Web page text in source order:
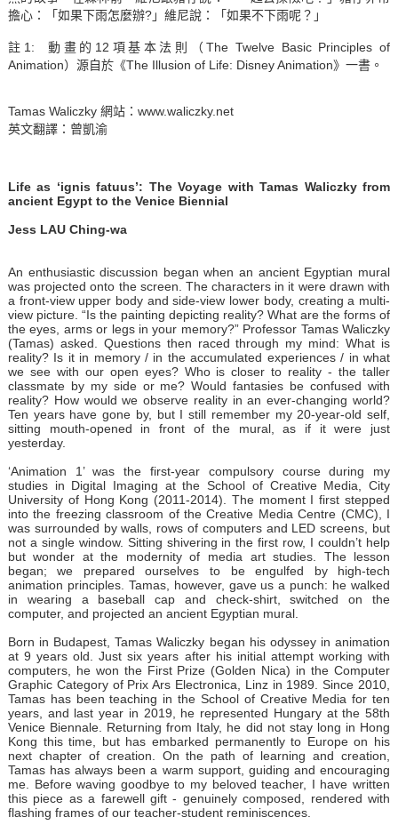
擔心：「如果下雨怎麼辦?」維尼說：「如果不下雨呢？」
註1: 動畫的12項基本法則（The Twelve Basic Principles of
Animation）源自於《The Illusion of Life: Disney Animation》一書。
Tamas Waliczky 網站： www.waliczky.net
英文翻譯：曾凱渝
Life as ‘ignis fatuus’: The Voyage with Tamas Waliczky from
ancient Egypt to the Venice Biennial
Jess LAU Ching-wa
An enthusiastic discussion began when an ancient Egyptian mural
was projected onto the screen. The characters in it were drawn with
a front-view upper body and side-view lower body, creating a multi-
view picture. “Is the painting depicting reality? What are the forms of
the eyes, arms or legs in your memory?” Professor Tamas Waliczky
(Tamas) asked. Questions then raced through my mind: What is
reality? Is it in memory / in the accumulated experiences / in what
we see with our open eyes? Who is closer to reality - the taller
classmate by my side or me? Would fantasies be confused with
reality? How would we observe reality in an ever-changing world?
Ten years have gone by, but I still remember my 20-year-old self,
sitting mouth-opened in front of the mural, as if it were just
yesterday.
‘Animation 1’ was the first-year compulsory course during my
studies in Digital Imaging at the School of Creative Media, City
University of Hong Kong (2011-2014). The moment I first stepped
into the freezing classroom of the Creative Media Centre (CMC), I
was surrounded by walls, rows of computers and LED screens, but
not a single window. Sitting shivering in the first row, I couldn’t help
but wonder at the modernity of media art studies. The lesson
began; we prepared ourselves to be engulfed by high-tech
animation principles. Tamas, however, gave us a punch: he walked
in wearing a baseball cap and check-shirt, switched on the
computer, and projected an ancient Egyptian mural.
Born in Budapest, Tamas Waliczky began his odyssey in animation
at 9 years old. Just six years after his initial attempt working with
computers, he won the First Prize (Golden Nica) in the Computer
Graphic Category of Prix Ars Electronica, Linz in 1989. Since 2010,
Tamas has been teaching in the School of Creative Media for ten
years, and last year in 2019, he represented Hungary at the 58th
Venice Biennale. Returning from Italy, he did not stay long in Hong
Kong this time, but has embarked permanently to Europe on his
next chapter of creation. On the path of learning and creation,
Tamas has always been a warm support, guiding and encouraging
me. Before waving goodbye to my beloved teacher, I have written
this piece as a farewell gift - genuinely composed, rendered with
flashing frames of our teacher-student reminiscences.